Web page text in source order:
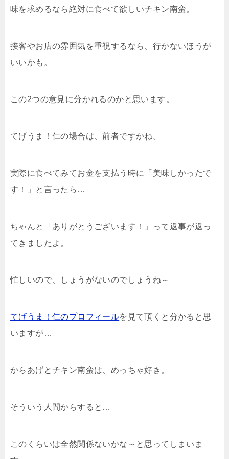
味を求めるなら絶対に食べて欲しいチキン南蛮。
接客やお店の雰囲気を重視するなら、行かないほうが
いいかも。
この2つの意見に分かれるのかと思います。
てげうま！仁の場合は、前者ですかね。
実際に食べてみてお金を支払う時に「美味しかったで
す！」と言ったら…
ちゃんと「ありがとうございます！」って返事が返っ
てきましたよ。
忙しいので、しょうがないのでしょうね～
てげうま！仁のプロフィールを見て頂くと分かると思
いますが…
からあげとチキン南蛮は、めっちゃ好き。
そういう人間からすると…
このくらいは全然関係ないかな～と思ってしまいま